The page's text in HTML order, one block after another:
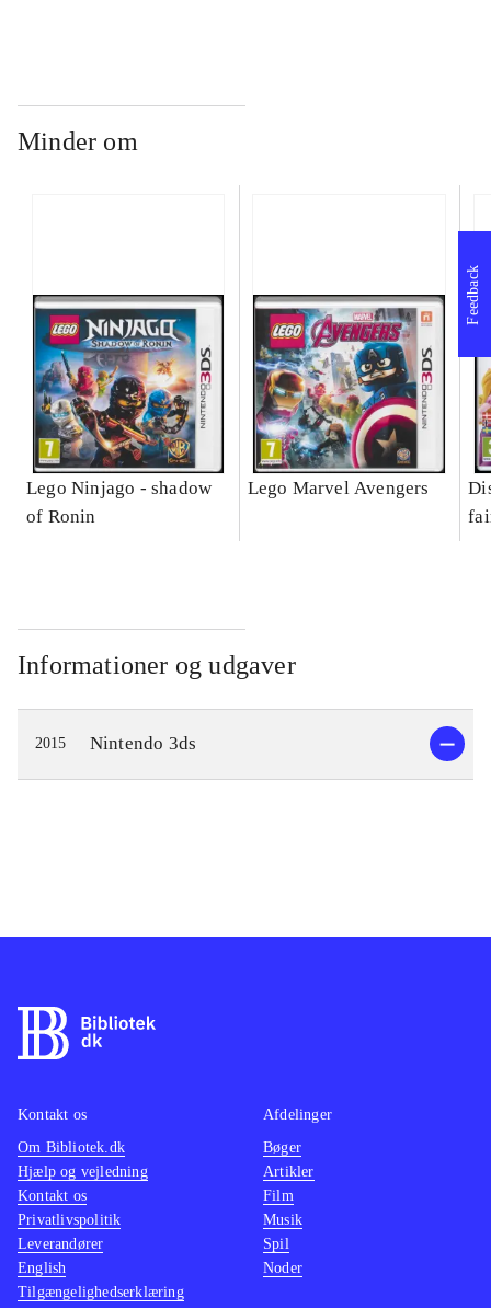
Minder om
Lego Ninjago - shadow
of Ronin
Lego Marvel Avengers
Informationer og udgaver
2015 Nintendo 3ds
Feedback
Kontakt os
Om Bibliotek.dk
Hjælp og vejledning
Kontakt os
Privatlivspolitik
Leverandører
English
Tilgængelighedserklæring
Afdelinger
Bøger
Artikler
Film
Musik
Spil
Noder